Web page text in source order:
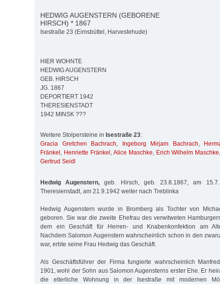
HEDWIG AUGENSTERN (GEBORENE
HIRSCH) * 1867
Isestraße 23 (Eimsbüttel, Harvestehude)
HIER WOHNTE
HEDWIG AUGENSTERN
GEB. HIRSCH
JG. 1867
DEPORTIERT 1942
THERESIENSTADT
1942 MINSK ???
Weitere Stolpersteine in Isestraße 23:
Gracia Gretchen Bachrach, Ingeborg Mirjam Bachrach,
Fränkel , Henriette Fränkel , Alice Maschke, Erich Wilhelm Maschke
Gertrud Seidl
Hedwig Augenstern,geb. Hirsch, geb. 23.8.1867, am
Theresienstadt, am 21.9.1942 weiter nach Treblinka
Hedwig Augenstern wurde in Bromberg als Tochter von
geboren. Sie war die zweite Ehefrau des verwitweten
dem ein Ge­schäft für Herren- und Knabenkonfektion am
Nachdem Salomon Augenstern wahrscheinlich schon in den
war, erbte seine Frau Hedwig das Geschäft.
Als Geschäftsführer der Firma fungierte wahrscheinlich
1901, wohl der Sohn aus Salomon Augensterns erster Ehe. Er
die elterliche Wohnung in der Isestraße mit modernen